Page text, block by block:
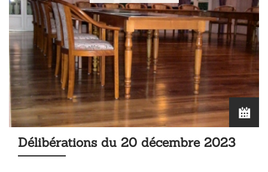
Délibérations du 20 décembre 2023